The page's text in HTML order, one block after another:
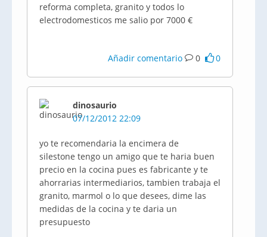
reforma completa, granito y todos lo
electrodomesticos me salio por 7000 €
Añadir comentario 0 0
dinosaurio
07/12/2012 22:09
yo te recomendaria la encimera de
silestone tengo un amigo que te haria buen
precio en la cocina pues es fabricante y te
ahorrarias intermediarios, tambien trabaja el
granito, marmol o lo que desees, dime las
medidas de la cocina y te daria un
presupuesto